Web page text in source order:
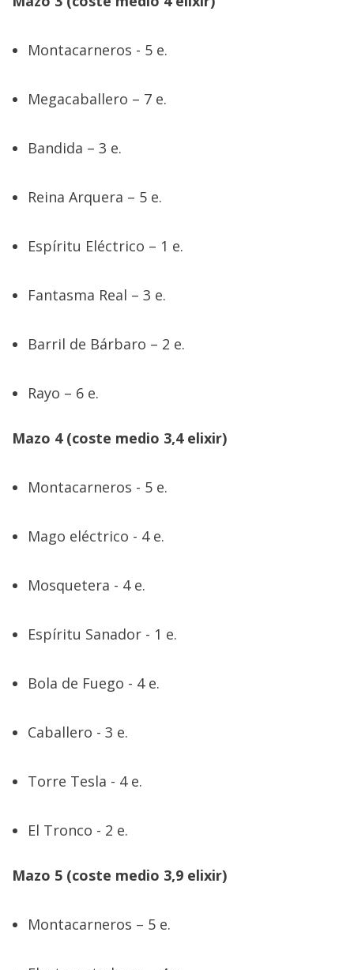
Montacarneros - 5 e.
Megacaballero – 7 e.
Bandida – 3 e.
Reina Arquera – 5 e.
Espíritu Eléctrico – 1 e.
Fantasma Real – 3 e.
Barril de Bárbaro – 2 e.
Rayo – 6 e.
Mazo 4 (coste medio 3,4 elixir)
Montacarneros - 5 e.
Mago eléctrico - 4 e.
Mosquetera - 4 e.
Espíritu Sanador - 1 e.
Bola de Fuego - 4 e.
Caballero - 3 e.
Torre Tesla - 4 e.
El Tronco - 2 e.
Mazo 5 (coste medio 3,9 elixir)
Montacarneros – 5 e.